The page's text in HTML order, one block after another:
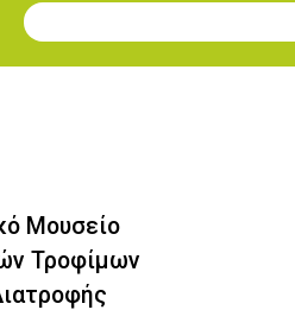
Εγγραφή στο Newsletter
Μουσείο
Τροφίμων